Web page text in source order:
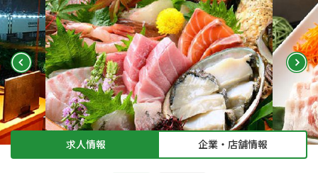
求人情報 企業・店舗情報